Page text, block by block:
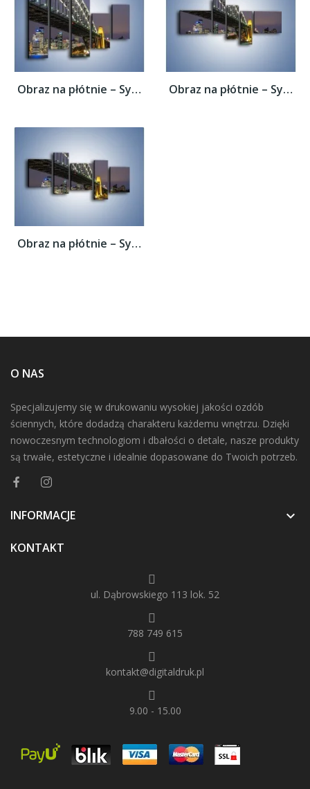
Obraz na płótnie – Sydney Harbour Bridge –... Obraz na płótnie – Sydney Harbour Bridge –...
Obraz na płótnie – Sydney Harbour Bridge –...
O NAS
Specjalizujemy się w drukowaniu wysokiej jakości ozdób
ściennych, które dodadzą charakteru każdemu wnętrzu. Dzięki
nowoczesnym technologiom i dbałości o detale, nasze produkty
są trwałe, estetyczne i idealnie dopasowane do Twoich potrzeb.
INFORMACJE 
KONTAKT
ul. Dąbrowskiego 113 lok. 52
788 749 615
kontakt@digitaldruk.pl
9.00 - 15.00